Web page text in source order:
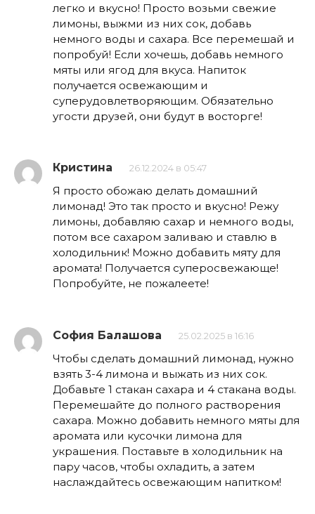
легко и вкусно! Просто возьми свежие
лимоны, выжми из них сок, добавь
немного воды и сахара. Все перемешай и
попробуй! Если хочешь, добавь немного
мяты или ягод для вкуса. Напиток
получается освежающим и
суперудовлетворяющим. Обязательно
угости друзей, они будут в восторге!
Кристина 26.12.2024 в 05:47
Я просто обожаю делать домашний
лимонад! Это так просто и вкусно! Режу
лимоны, добавляю сахар и немного воды,
потом все сахаром заливаю и ставлю в
холодильник! Можно добавить мяту для
аромата! Получается суперосвежающе!
Попробуйте, не пожалеете!
София Балашова 25.02.2025 в 16:16
Чтобы сделать домашний лимонад, нужно
взять 3-4 лимона и выжать из них сок.
Добавьте 1 стакан сахара и 4 стакана воды.
Перемешайте до полного растворения
сахара. Можно добавить немного мяты для
аромата или кусочки лимона для
украшения. Поставьте в холодильник на
пару часов, чтобы охладить, а затем
наслаждайтесь освежающим напитком!